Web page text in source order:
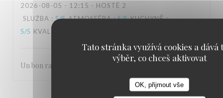
Tato stránka využívá cookies a dává
výběr, co chceš aktivovat
OK, přijmout vše
2026-08-05 - 12:15 - HOSTÉ 2
SLUŽBA : 5/5 ATMOSFÉRA: 5/5 KUCHYNĚ:
5/5 KVALITA / CENA
Un bon rapport qualité prix